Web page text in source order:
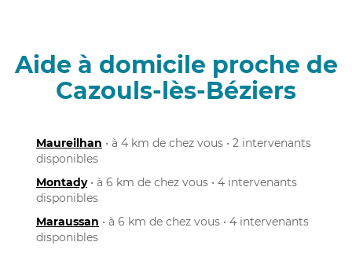
Aide à domicile proche de
Cazouls-lès-Béziers
Maureilhan • à 4 km de chez vous • 2 intervenants
disponibles
Montady• à 6 km de chez vous • 4 intervenants
disponibles
Maraussan • à 6 km de chez vous • 4 intervenants
disponibles